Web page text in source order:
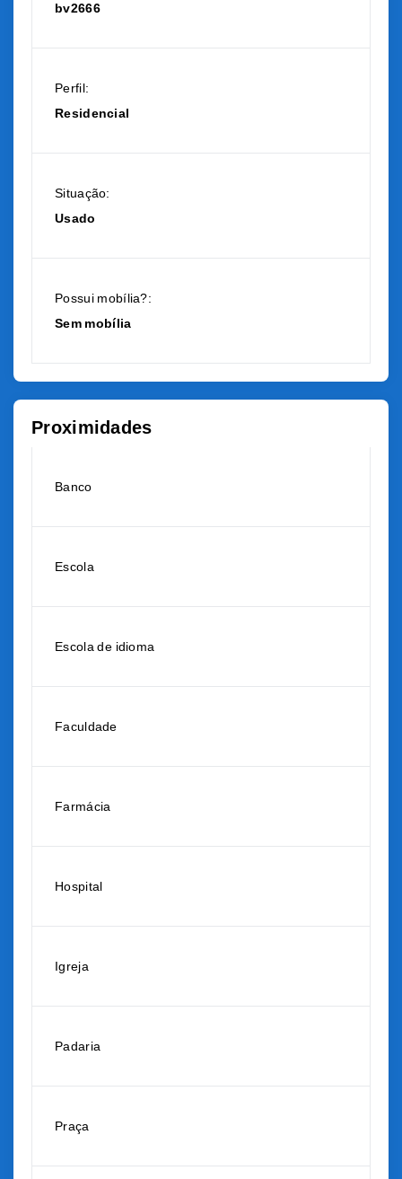
bv2666
Perfil:
Residencial
Situação:
Usado
Possui mobília?:
Sem mobília
Proximidades
Banco
Escola
Escola de idioma
Faculdade
Farmácia
Hospital
Igreja
Padaria
Praça